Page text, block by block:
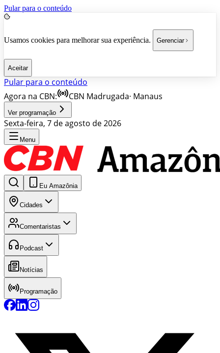
Pular para o conteúdo
Usamos cookies para melhorar sua experiência. Gerenciar
Aceitar
Pular para o conteúdo
Agora na CBN:
CBN Madrugada· Manaus
Ver programação
Sexta-feira, 7 de agosto de 2026
Menu
Eu Amazônia
Cidades
Comentaristas
Podcast
Notícias
Programação